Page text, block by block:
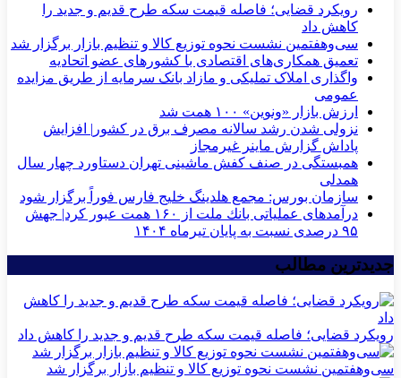
رویکرد قضایی؛ فاصله قیمت سکه طرح قدیم و جدید را
کاهش داد
سی‌و‌هفتمین نشست نحوه توزیع کالا و تنظیم بازار برگزار شد
تعمیق همکاری‌های اقتصادی با کشورهای عضو اتحادیه
واگذاری املاک تملیکی و مازاد بانک سرمایه از طریق مزایده
عمومی
ارزش بازار «ونوین» ۱۰۰ همت شد
نزولی شدن رشد سالانه مصرف برق در کشور| افزایش
پاداش گزارش ماینر غیرمجاز
همبستگی در صنف کفش ماشینی تهران دستاورد چهار سال
همدلی
سازمان بورس: مجمع هلدینگ خلیج فارس فوراً برگزار شود
درآمدهای عملیاتی بانك ملت از ۱۶۰ همت عبور كرد| جهش
۹۵ درصدی نسبت به پایان تیرماه ۱۴۰۴
جدیدترین مطالب
رویکرد قضایی؛ فاصله قیمت سکه طرح قدیم و جدید را کاهش داد
سی‌و‌هفتمین نشست نحوه توزیع کالا و تنظیم بازار برگزار شد